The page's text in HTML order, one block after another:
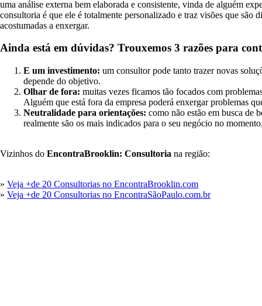
uma análise externa bem elaborada e consistente, vinda de alguém
consultoria é que ele é totalmente personalizado e traz visões que são
acostumadas a enxergar.
Ainda está em dúvidas? Trouxemos 3 razões para
E um investimento: um consultor pode tanto trazer novas
depende do objetivo.
Olhar de fora: muitas vezes ficamos tão focados com
Alguém que está fora da empresa poderá enxergar problemas
Neutralidade para orientações: como não estão em busca de
realmente são os mais indicados para o seu negócio no
Vizinhos do EncontraBrooklin: Consultoria na região:
» Veja +de 20 Consultorias no EncontraBrooklin.com
» Veja +de 20 Consultorias no EncontraSãoPaulo.com.br